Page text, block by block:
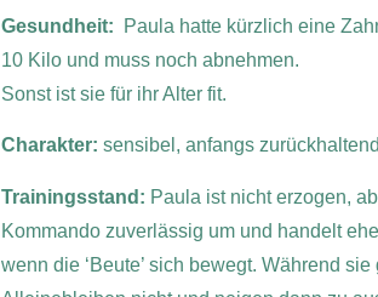
Gesundheit:
Paula hatte kürzlich eine
10 Kilo und muss noch abnehmen.
Sonst ist sie für ihr Alter fit.
Charakter: sensibel, anfangs
Trainingsstand: Paula ist nicht erzogen,
Kommando zuverlässig um und handelt
wenn die ‘Beute’ sich bewegt. Während